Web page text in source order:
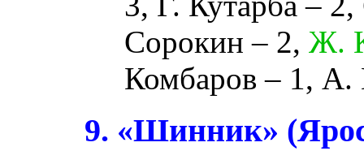
Сорокин – 2, Ж.
Комбаров – 1, А.
9. «Шинник»